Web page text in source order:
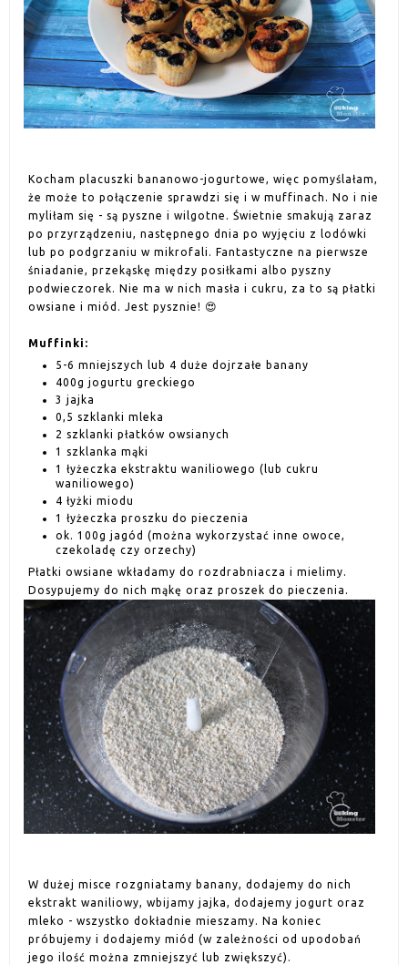
Kocham placuszki bananowo-jogurtowe, więc pomyślałam,
że może to połączenie sprawdzi się i w muffinach. No i nie
myliłam się - są pyszne i wilgotne. Świetnie smakują zaraz
po przyrządzeniu, następnego dnia po wyjęciu z lodówki
lub po podgrzaniu w mikrofali. Fantastyczne na pierwsze
śniadanie, przekąskę między posiłkami albo pyszny
podwieczorek. Nie ma w nich masła i cukru, za to są płatki
owsiane i miód. Jest pysznie! 😍
Muffinki:
5-6 mniejszych lub 4 duże dojrzałe banany
400g jogurtu greckiego
3 jajka
0,5 szklanki mleka
2 szklanki płatków owsianych
1 szklanka mąki
1 łyżeczka ekstraktu waniliowego (lub cukru
waniliowego)
4 łyżki miodu
1 łyżeczka proszku do pieczenia
ok. 100g jagód (można wykorzystać inne owoce,
czekoladę czy orzechy)
Płatki owsiane wkładamy do rozdrabniacza i mielimy.
Dosypujemy do nich mąkę oraz proszek do pieczenia.
W dużej misce rozgniatamy banany, dodajemy do nich
ekstrakt waniliowy, wbijamy jajka, dodajemy jogurt oraz
mleko - wszystko dokładnie mieszamy. Na koniec
próbujemy i dodajemy miód (w zależności od upodobań
jego ilość można zmniejszyć lub zwiększyć).